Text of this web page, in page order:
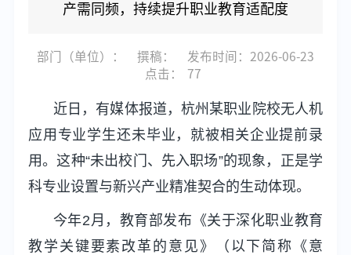
产需同频，持续提升职业教育适配度
部门（单位）： 撰稿：
发布时间：2026-06-23
点击：
77
近日，有媒体报道，杭州某职业院校无人机
应用专业学生还未毕业，就被相关企业提前录
用。这种“未出校门、先入职场”的现象，正是学
科专业设置与新兴产业精准契合的生动体现。
今年2月，教育部发布《关于深化职业教育
教学关键要素改革的意见》（以下简称《意